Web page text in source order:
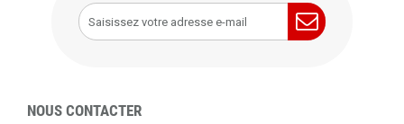
NOUS CONTACTER